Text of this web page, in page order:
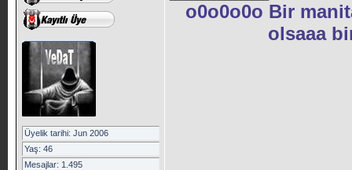
Üyelik tarihi: Jun 2006
Yaş: 46
Mesajlar: 1.495
o0o0o0o Bir
olsaaa